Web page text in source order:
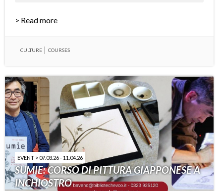
> Read more
CULTURE COURSES
EVENT > 07.03.26 - 11.04.26
SUMIE: CORSO DI PITTURA GIAPPONESE A
INCHIOSTRO